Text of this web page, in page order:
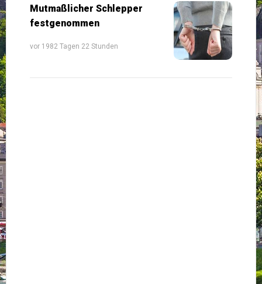
Mutmaßlicher Schlepper
festgenommen
vor 1982 Tagen 22 Stunden